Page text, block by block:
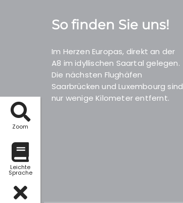
Zoom
Leichte
Sprache
So finden Sie uns!
Im Herzen Europas, direkt an der
A8 im idyllischen Saartal gelegen.
Die nächsten Flughäfen
Saarbrücken und Luxembourg sind
nur wenige Kilometer entfernt.